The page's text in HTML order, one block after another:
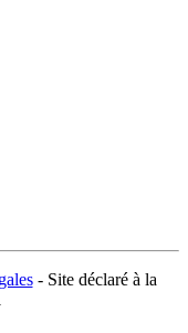
- Site déclaré à la